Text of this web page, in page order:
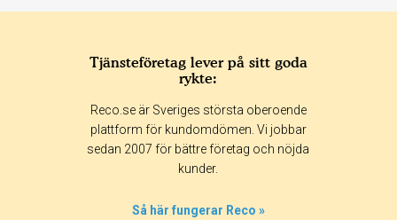
Tjänsteföretag lever på sitt goda
rykte:
Reco.se är Sveriges största oberoende
plattform för kundomdömen. Vi jobbar
sedan 2007 för bättre företag och nöjda
kunder.
Så här fungerar Reco »